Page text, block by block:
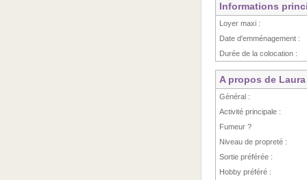
Informations
Loyer maxi :
Date d'emménagement :
Durée de la colocation :
A propos de Laura
Général :
Activité principale :
Fumeur ?
Niveau de propreté :
Sortie préférée :
Hobby préféré :